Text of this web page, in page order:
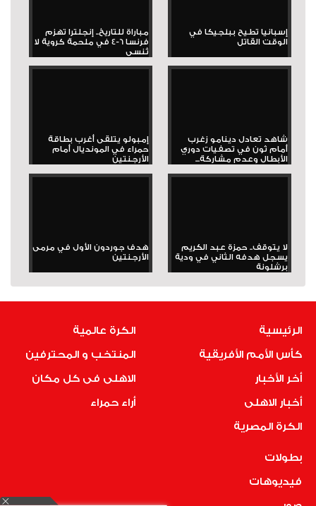
إسبانيا تطيح ببلجيكا في
الوقت القاتل
مباراة للتاريخ.. إنجلترا تهزم
فرنسا 6-4 في ملحمة كروية لا
تُنسى
شاهد تعادل دينامو زغرب
أمام ثون في تصفيات دوري
الأبطال وعدم مشاركة...
إمبولو يتلقى أغرب بطاقة
حمراء في المونديال أمام
الأرجنتين
لا يتوقف.. حمزة عبد الكريم
يسجل هدفه الثاني في ودية
برشلونة
هدف جوردون الأول في مرمى
الأرجنتين
الرئيسية
كأس الأمم الأفريقية
أخر الأخبار
أخبار الاهلى
الكرة المصرية
الكرة عالمية
المنتخب و المحترفين
الاهلى فى كل مكان
أراء حمراء
بطولات
فيديوهات